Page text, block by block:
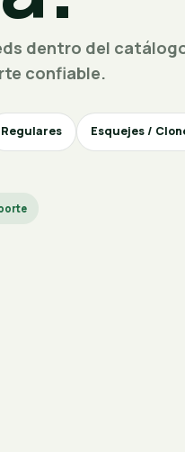
dentro del catálogo
confiable.
Regulares Esquejes /